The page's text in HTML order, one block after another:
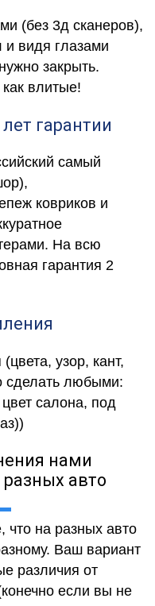
(без 3д сканеров),
и видя глазами
закрыть.
влитые!
гарантии
самый
ковриков и
На всю
гарантия 2
узор, кант,
сделать любыми:
салона, под
нами
авто
что на разных авто
Ваш вариант
различия от
если вы не